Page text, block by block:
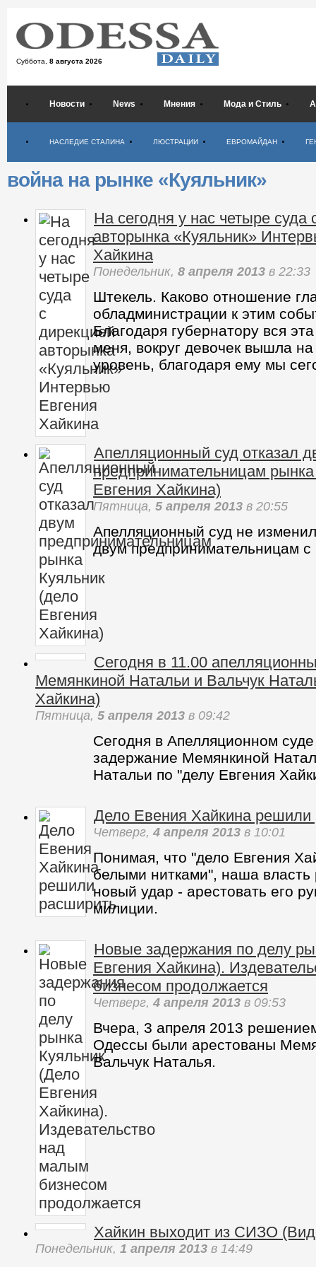
Суббота, 8 августа 2026
Новости News Мнения Мода и Стиль
НАСЛЕДИЕ СТАЛИНА ЛЮСТРАЦИИ ЕВРОМАЙДАН
война на рынке «Куяльник»
На сегодня у нас четыре суда
авторынка «Куяльник»
Хайкина
Понедельник, 8 апреля 2013 в 22:33
Штекель. Каково отношение
обладминистрации к этим
Благодаря губернатору вся
меня, вокруг девочек вышла
уровень, благодаря ему мы
Апелляционный суд отказал
предпринимательницам
Евгения Хайкина)
Пятница, 5 апреля 2013 в 20:55
Апелляционный суд не
двум предпринимательницам с
Сегодня в 11.00
Мемянкиной Натальи и
Евгения Хайкина)
Пятница, 5 апреля 2013
Сегодня в Апелляционном
задержание Мемянкиной
Натальи по "делу Евгения
Дело Евения Хайкина решили
Четверг,4 апреля 2013в 10:01
Понимая, что "дело Евгения
белыми нитками", наша
новый удар - арестовать его
милиции.
Евгения Хайкина).
бизнесом продолжается
Четверг,4 апреля 2013
Вальчук Наталья.